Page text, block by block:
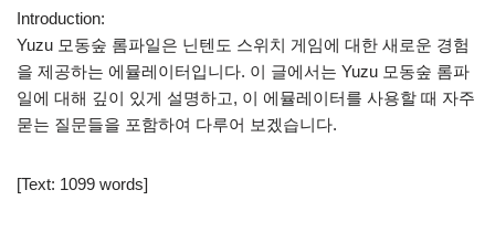
Introduction:
Yuzu 모동숲 롬파일은 닌텐도 스위치 게임에 대한 새로운 경험
을 제공하는 에뮬레이터입니다. 이 글에서는 Yuzu 모동숲 롬파
일에 대해 깊이 있게 설명하고, 이 에뮬레이터를 사용할 때 자주
묻는 질문들을 포함하여 다루어 보겠습니다.
[Text: 1099 words]